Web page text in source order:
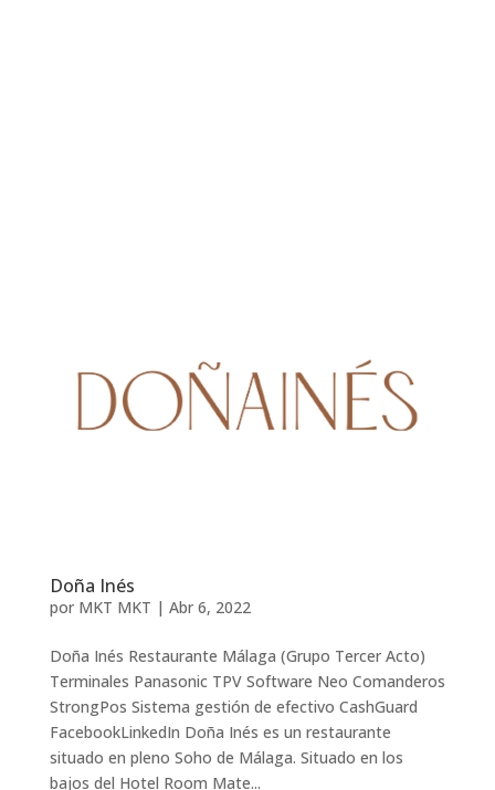
Doña Inés
por MKT MKT | Abr 6, 2022
Doña Inés Restaurante Málaga (Grupo Tercer Acto)
Terminales Panasonic TPV Software Neo Comanderos
StrongPos Sistema gestión de efectivo CashGuard
FacebookLinkedIn Doña Inés es un restaurante
situado en pleno Soho de Málaga. Situado en los
bajos del Hotel Room Mate...